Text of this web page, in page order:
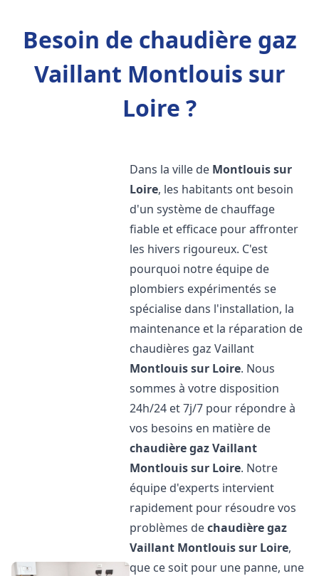
Besoin de chaudière gaz
Vaillant Montlouis sur
Loire ?
Dans la ville de Montlouis sur
Loire, les habitants ont besoin
d'un système de chauffage
fiable et efficace pour affronter
les hivers rigoureux. C'est
pourquoi notre équipe de
plombiers expérimentés se
spécialise dans l'installation, la
maintenance et la réparation de
chaudières gaz Vaillant
Montlouis sur Loire. Nous
sommes à votre disposition
24h/24 et 7j/7 pour répondre à
vos besoins en matière de
chaudière gaz Vaillant
Montlouis sur Loire. Notre
équipe d'experts intervient
rapidement pour résoudre vos
problèmes dechaudière gaz
Vaillant Montlouis sur Loire,
que ce soit pour une panne, une